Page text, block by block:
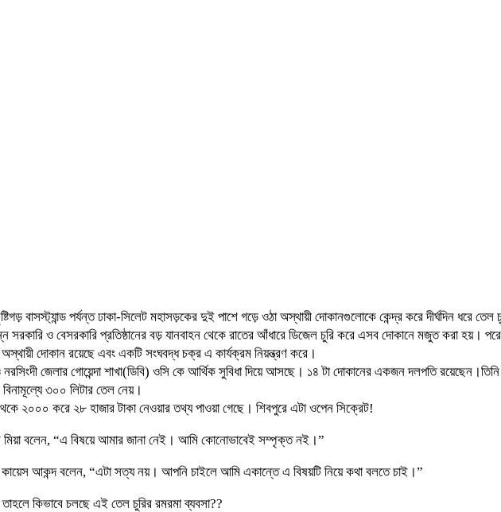
বাসস্ট্যান্ড পর্যন্ত ঢাকা-সিলেট মহাসড়কের দুই পাশে গড়ে ওঠা অস্থায়ী দোকানগুলোকে কেন্দ্র করে দীর্ঘদিন ধরে
সরকারি ও বেসরকারি প্রতিষ্ঠানের বড় যানবাহন থেকে রাতের আঁধারে ডিজেল চুরি করে এসব দোকানে মজুত করা হয়।
দোকান রয়েছে এবং একটি সংঘবদ্ধ চক্র এ কার্যক্রম নিয়ন্ত্রণ করে।
নরসিংদী জেলার গোয়েন্দা শাখা(ডিবি) ওসি কে আর্থিক সুবিধা দিয়ে আসছে। ১৪ টা দোকানের একজন দলপতি
৩০০ লিটার তেল নেয়।
২০০০ করে ২৮ হাজার টাকা নেওয়ার তথ্য পাওয়া গেছে। শিবপুরে এটা ওপেন সিক্রেট!
মিয়া বলেন, “এ বিষয়ে আমার জানা নেই। আমি কোনোভাবেই সম্পৃক্ত নই।”
কায়েস আকন্দ বলেন, “এটা সত্য নয়। আপনি চাইলে আমি একান্তে এ বিষয়টি নিয়ে কথা বলতে চাই।”
কিভাবে চলছে এই তেল চুরির রমরমা ব্যবসা??